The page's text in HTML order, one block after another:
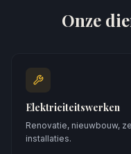
Onze
Elektriciteitswerken
Renovatie, nieuwbouw,
installaties.